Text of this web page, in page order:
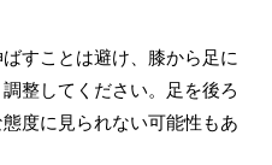
すことは避け、膝から足に
整してください。足を後ろ
度に見られない可能性もあ